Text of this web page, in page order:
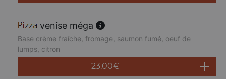
venise méga
Base crème fraîche, fromage, saumon fumé, oeuf de
lumps, citron
23.00€